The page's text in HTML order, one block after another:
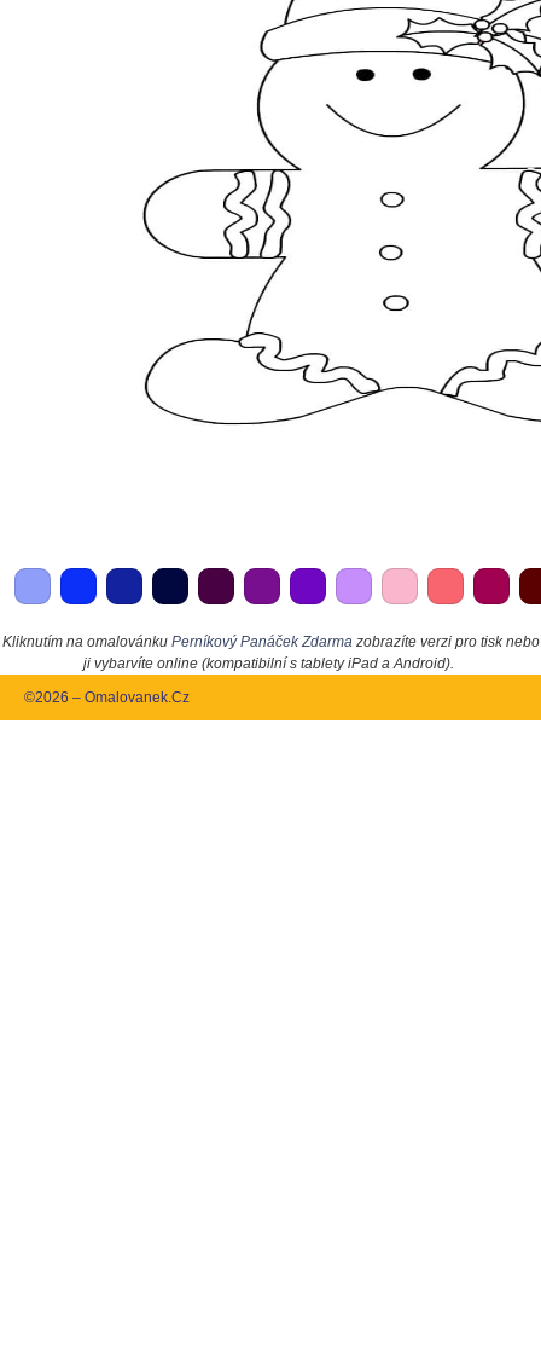
Kliknutím na omalovánku Perníkový Panáček Zdarma zobrazíte verzi pro tisk nebo
ji vybarvíte online (kompatibilní s tablety iPad a Android).
©2026 – Omalovanek.Cz